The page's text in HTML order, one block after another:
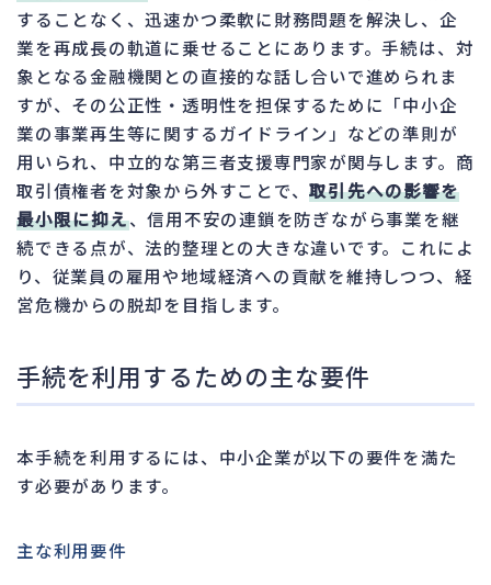
することなく、迅速かつ柔軟に財務問題を解決し、企
業を再成長の軌道に乗せることにあります。手続は、対
象となる金融機関との直接的な話し合いで進められま
すが、その公正性・透明性を担保するために「中小企
業の事業再生等に関するガイドライン」などの準則が
用いられ、中立的な第三者支援専門家が関与します。商
取引債権者を対象から外すことで、取引先への影響を
最小限に抑え、信用不安の連鎖を防ぎながら事業を継
続できる点が、法的整理との大きな違いです。これによ
り、従業員の雇用や地域経済への貢献を維持しつつ、経
営危機からの脱却を目指します。
手続を利用するための主な要件
本手続を利用するには、中小企業が以下の要件を満た
す必要があります。
主な利用要件